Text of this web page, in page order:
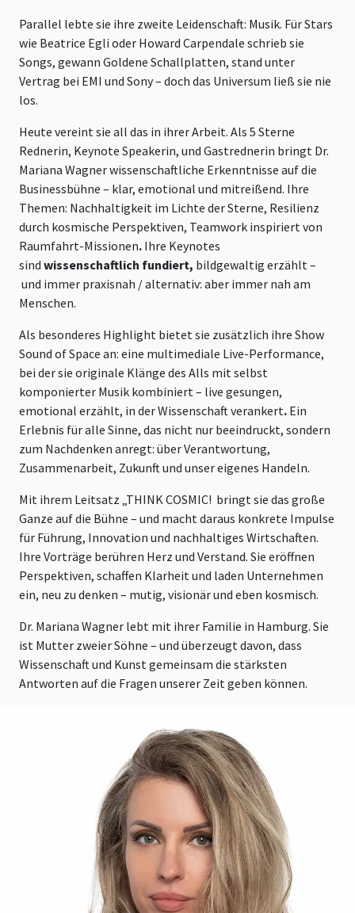
Parallel lebte sie ihre zweite Leidenschaft: Musik. Für Stars
wie Beatrice Egli oder Howard Carpendale schrieb sie
Songs, gewann Goldene Schallplatten, stand unter
Vertrag bei EMI und Sony – doch das Universum ließ sie nie
los.
Heute vereint sie all das in ihrer Arbeit. Als 5 Sterne
Rednerin, Keynote Speakerin, und Gastrednerin bringt Dr.
Mariana Wagner wissenschaftliche Erkenntnisse auf die
Businessbühne – klar, emotional und mitreißend. Ihre
Themen: Nachhaltigkeit im Lichte der Sterne, Resilienz
durch kosmische Perspektiven, Teamwork inspiriert von
Raumfahrt-Missionen. Ihre Keynotes
sind wissenschaftlich fundiert, bildgewaltig erzählt –
und immer praxisnah / alternativ: aber immer nah am
Menschen.
Als besonderes Highlight bietet sie zusätzlich ihre Show
Sound of Space an: eine multimediale Live-Performance,
bei der sie originale Klänge des Alls mit selbst
komponierter Musik kombiniert – live gesungen,
emotional erzählt, in der Wissenschaft verankert. Ein
Erlebnis für alle Sinne, das nicht nur beeindruckt, sondern
zum Nachdenken anregt: über Verantwortung,
Zusammenarbeit, Zukunft und unser eigenes Handeln.
Mit ihrem Leitsatz „THINK COSMIC! bringt sie das große
Ganze auf die Bühne – und macht daraus konkrete Impulse
für Führung, Innovation und nachhaltiges Wirtschaften.
Ihre Vorträge berühren Herz und Verstand. Sie eröffnen
Perspektiven, schaffen Klarheit und laden Unternehmen
ein, neu zu denken – mutig, visionär und eben kosmisch.
Dr. Mariana Wagner lebt mit ihrer Familie in Hamburg. Sie
ist Mutter zweier Söhne – und überzeugt davon, dass
Wissenschaft und Kunst gemeinsam die stärksten
Antworten auf die Fragen unserer Zeit geben können.